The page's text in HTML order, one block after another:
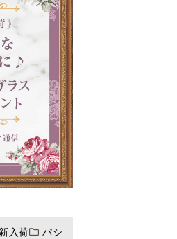
新入荷
パシ